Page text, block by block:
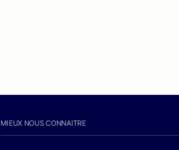
MIEUX NOUS CONNAITRE